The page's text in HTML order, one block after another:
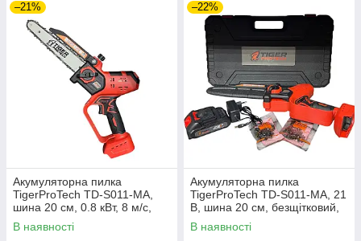
–21%
Акумуляторна пилка
TigerProTech TD-S011-MA,
шина 20 см, 0.8 кВт, 8 м/с,
дисплей, масляне
охолодження, кейс (без АКБ
В наявності
–22%
Акумуляторна пилка
TigerProTech TD-S011-MA, 21
В, шина 20 см, безщітковий,
масляне охолодження, 1 АКБ
2 А·год, у кейсі
В наявності